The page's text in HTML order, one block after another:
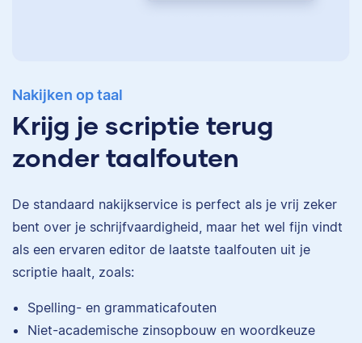
Nakijken op taal
Krijg je scriptie terug
zonder taalfouten
De standaard nakijkservice is perfect als je vrij zeker
bent over je schrijfvaardigheid, maar het wel fijn vindt
als een ervaren editor de laatste taalfouten uit je
scriptie haalt, zoals:
Spelling- en grammaticafouten
Niet-academische zinsopbouw en woordkeuze
Eva